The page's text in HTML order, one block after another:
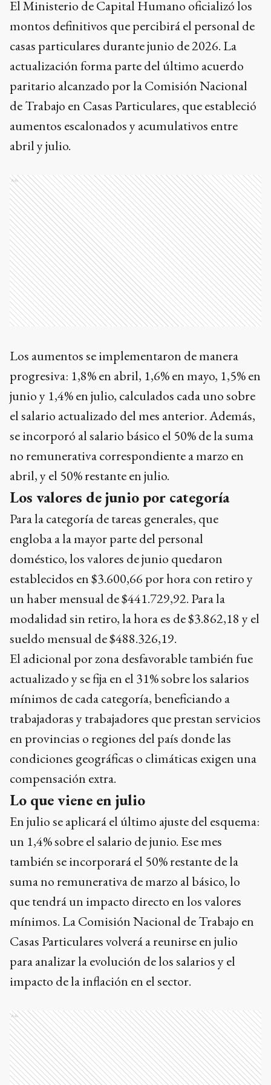
El Ministerio de Capital Humano oficializó los
montos definitivos que percibirá el personal de
casas particulares durante junio de 2026. La
actualización forma parte del último acuerdo
paritario alcanzado por la Comisión Nacional
de Trabajo en Casas Particulares, que estableció
aumentos escalonados y acumulativos entre
abril y julio.
Ads
Los aumentos se implementaron de manera
progresiva: 1,8% en abril, 1,6% en mayo, 1,5% en
junio y 1,4% en julio, calculados cada uno sobre
el salario actualizado del mes anterior. Además,
se incorporó al salario básico el 50% de la suma
no remunerativa correspondiente a marzo en
abril, y el 50% restante en julio.
Los valores de junio por categoría
Para la categoría de tareas generales, que
engloba a la mayor parte del personal
doméstico, los valores de junio quedaron
establecidos en $3.600,66 por hora con retiro y
un haber mensual de $441.729,92. Para la
modalidad sin retiro, la hora es de $3.862,18 y el
sueldo mensual de $488.326,19.
El adicional por zona desfavorable también fue
actualizado y se fija en el 31% sobre los salarios
mínimos de cada categoría, beneficiando a
trabajadoras y trabajadores que prestan servicios
en provincias o regiones del país donde las
condiciones geográficas o climáticas exigen una
compensación extra.
Lo que viene en julio
En julio se aplicará el último ajuste del esquema:
un 1,4% sobre el salario de junio. Ese mes
también se incorporará el 50% restante de la
suma no remunerativa de marzo al básico, lo
que tendrá un impacto directo en los valores
mínimos. La Comisión Nacional de Trabajo en
Casas Particulares volverá a reunirse en julio
para analizar la evolución de los salarios y el
impacto de la inflación en el sector.
Ads